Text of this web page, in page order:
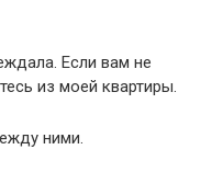
Если вам не
из моей квартиры.
ними.